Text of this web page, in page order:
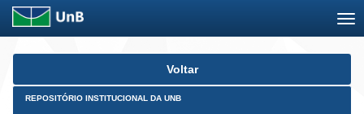
Skip
Voltar
REPOSITÓRIO INSTITUCIONAL DA UNB